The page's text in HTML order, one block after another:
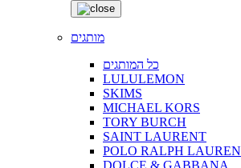
מותגים
כל המותגים
LULULEMON
SKIMS
MICHAEL KORS
TORY BURCH
SAINT LAURENT
POLO RALPH LAUREN
DOLCE & GABBANA